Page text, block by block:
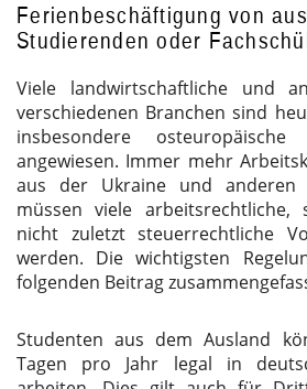
Ferienbeschäftigung von
Studierenden oder
Viele landwirtschaftliche und
verschiedenen Branchen sind
insbesondere osteuropäische
angewiesen. Immer mehr
aus der Ukraine und anderen
müssen viele arbeitsrechtliche,
nicht zuletzt steuerrechtliche
werden. Die wichtigsten
folgenden Beitrag
Studenten aus dem Ausland
Tagen pro Jahr legal in